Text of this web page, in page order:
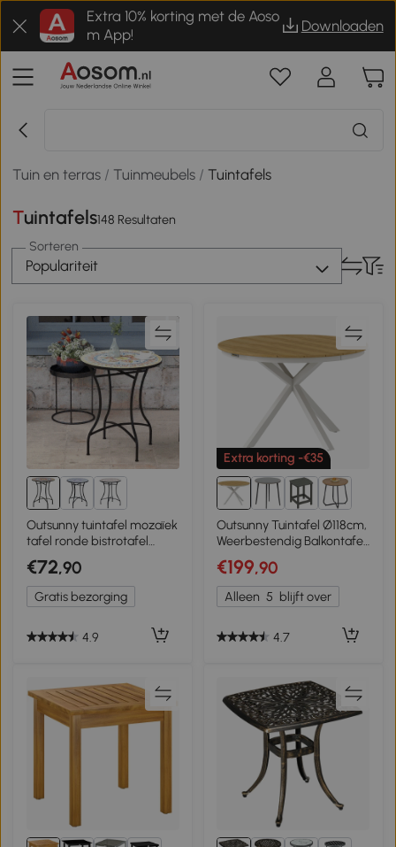
Extra 10% korting met de Aoso
m App!
Downloaden
Tuin en terras / Tuinmeubels /Tuintafels
Tuintafels148 Resultaten
Sorteren
Populariteit
Outsunny tuintafel mozaïek
tafel ronde bistrotafel
bijzettafel rood Ø60 cm
€72,90
Gratis bezorging
4.9
Extra korting -€35
Outsunny Tuintafel Ø118cm,
Weerbestendig Balkontafel
uit Aluminium, Bijzettafel
met Kruispoten Latontwerp
Teak
€199,90
Alleen 5 blijft over
4.7